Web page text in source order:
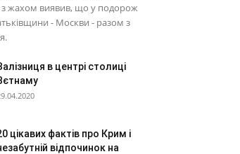
з жахом виявив, що у подорож
- Москви - разом з
в центрі столиці
цікавих фактів про Крим і
відпочинок на